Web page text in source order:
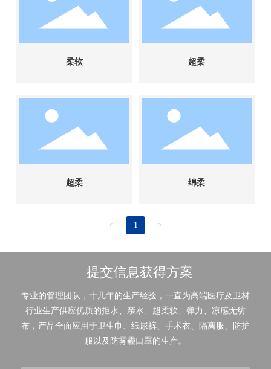
柔软 超柔
超柔 绵柔
< 1 >
提交信息获得方案
专业的管理团队，十几年的生产经验，一直为高端医疗及卫材
行业生产供应优质的拒水、亲水、超柔软、弹力、凉感无纺
布，产品全面应用于卫生巾、纸尿裤、手术衣、隔离服、防护
服以及防雾霾口罩的生产。